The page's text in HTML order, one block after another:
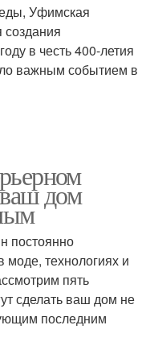
Уфимская
создания
в честь 400-летия
важным событием в
ваш дом
постоянно
моде, технологиях и
пять
сделать ваш дом не
последним